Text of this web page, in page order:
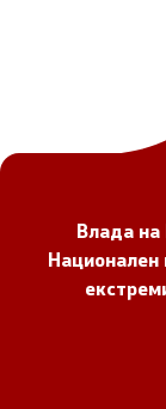
Влада на
Национален